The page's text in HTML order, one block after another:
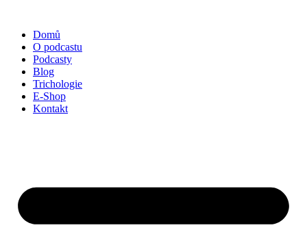
obsahuDomů
O podcastu
Podcasty
Blog
Trichologie
E-Shop
Kontakt